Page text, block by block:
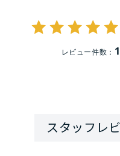
レビュー件数： 1